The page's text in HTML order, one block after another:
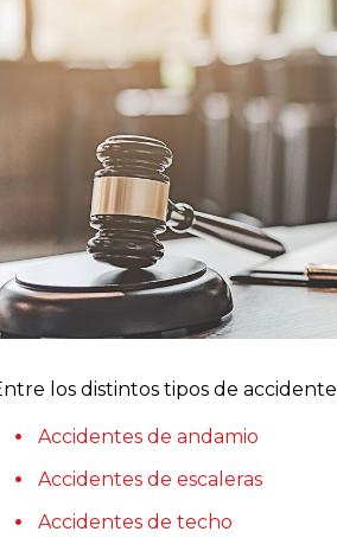
los distintos tipos de
Accidentes de andamio
Accidentes de escaleras
Accidentes de techo